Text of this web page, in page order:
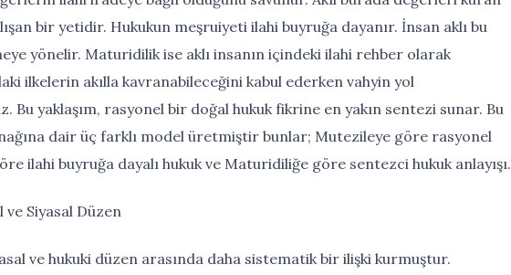
bir yetidir. Hukukun meşruiyeti ilahi buyruğa dayanır. İnsan aklı bu
yönelir. Maturidilik ise aklı insanın içindeki ilahi rehber olarak
ilkelerin akılla kavranabileceğini kabul ederken vahyin yol
Bu yaklaşım, rasyonel bir doğal hukuk fikrine en yakın sentezi sunar. Bu
dair üç farklı model üretmiştir bunlar; Mutezileye göre rasyonel
ilahi buyruğa dayalı hukuk ve Maturidiliğe göre sentezci hukuk anlayışı.
ve Siyasal Düzen
ve hukuki düzen arasında daha sistematik bir ilişki kurmuştur.